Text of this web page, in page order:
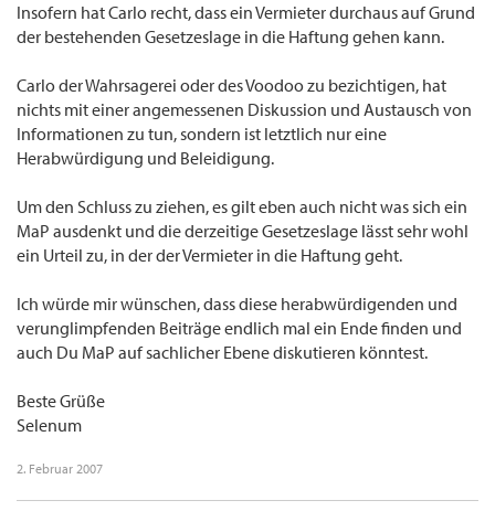
Insofern hat Carlo recht, dass ein Vermieter durchaus auf Grund
der bestehenden Gesetzeslage in die Haftung gehen kann.
Carlo der Wahrsagerei oder des Voodoo zu bezichtigen, hat
nichts mit einer angemessenen Diskussion und Austausch von
Informationen zu tun, sondern ist letztlich nur eine
Herabwürdigung und Beleidigung.
Um den Schluss zu ziehen, es gilt eben auch nicht was sich ein
MaP ausdenkt und die derzeitige Gesetzeslage lässt sehr wohl
ein Urteil zu, in der der Vermieter in die Haftung geht.
Ich würde mir wünschen, dass diese herabwürdigenden und
verunglimpfenden Beiträge endlich mal ein Ende finden und
auch Du MaP auf sachlicher Ebene diskutieren könntest.
Beste Grüße
Selenum
2. Februar 2007